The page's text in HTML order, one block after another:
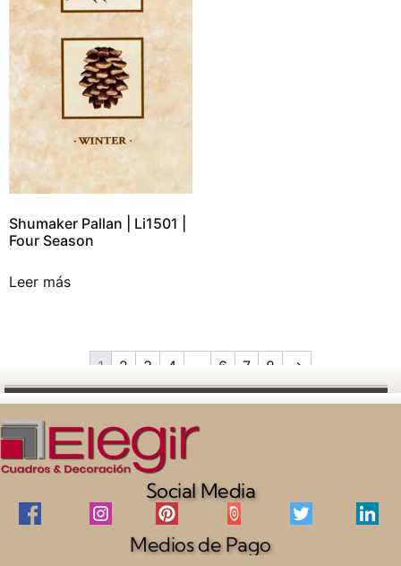
Shumaker Pallan | Li1501 |
Four Season
Leer más
1 2 3 4 6 7 8 →
Social Media
Medios de Pago